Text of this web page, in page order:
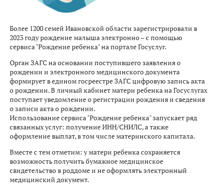
Более 1200 семей Ивановской области зарегистрировали в
2023 году рождение малыша электронно – с помощью
сервиса "Рождение ребенка" на портале Госуслуг.
Орган ЗАГС на основании поступившего заявления о
рождении и электронного медицинского документа
формирует в едином госреестре ЗАГС цифровую запись акта
о рождении. В личный кабинет матери ребенка на Госуслугах
поступает уведомление о регистрации рождения и сведения
о записи акта о рождении.
Использование сервиса "Рождение ребенка" запускает ряд
связанных услуг: получение ИНН/СНИЛС, а также
оформление выплат, в том числе материнского капитала.
Вместе с тем отметим: у матери ребенка сохраняется
возможность получить бумажное медицинское
свидетельство в роддоме и не оформлять электронный
медицинский документ.